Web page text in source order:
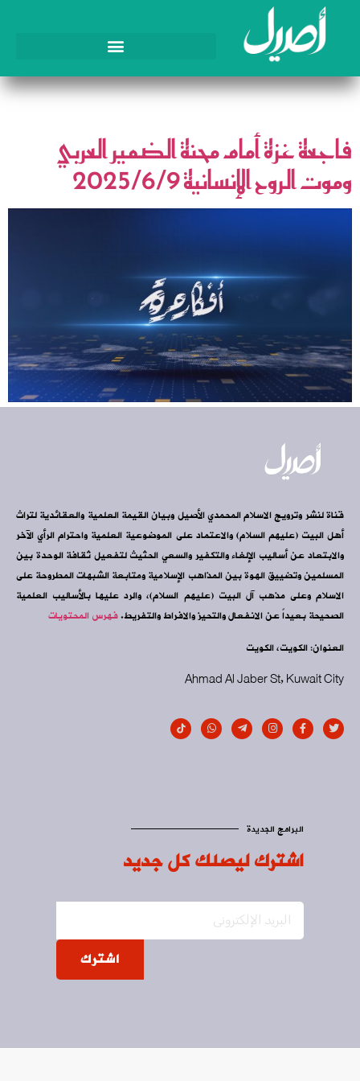
اليوم:9 يونيو، 2025
فاجعة غزة أمام محنة الضمير العربي
وموت الروح الإنسانية 2025/6/9
قناة لنشر وترويج الاسلام المحمدي الأصيل وبيان القيمة العلمية والعقائدية لتراث
أهل البيت (عليهم السلام) والاعتماد على الموضوعية العلمية واحترام الرأي الآخر
والابتعاد عن أساليب الإلغاء والتكفير والسعي الحثيث لتفعيل ثقافة الوحدة بين
المسلمين وتضييق الهوة بين المذاهب الإسلامية ومتابعة الشبهات المطروحة على
الاسلام وعلى مذهب آل البيت (عليهم السلام)، والرد عليها بالأساليب العلمية
الصحيحة بعيداً عن الانفعال والتحيز والافراط والتفريط.فهرس المحتويات
العنوان: الكويت، الكويت
Ahmad Al Jaber St, Kuwait City
البرامج الجديدة
اشترك ليصلك كل جديد
اشترك